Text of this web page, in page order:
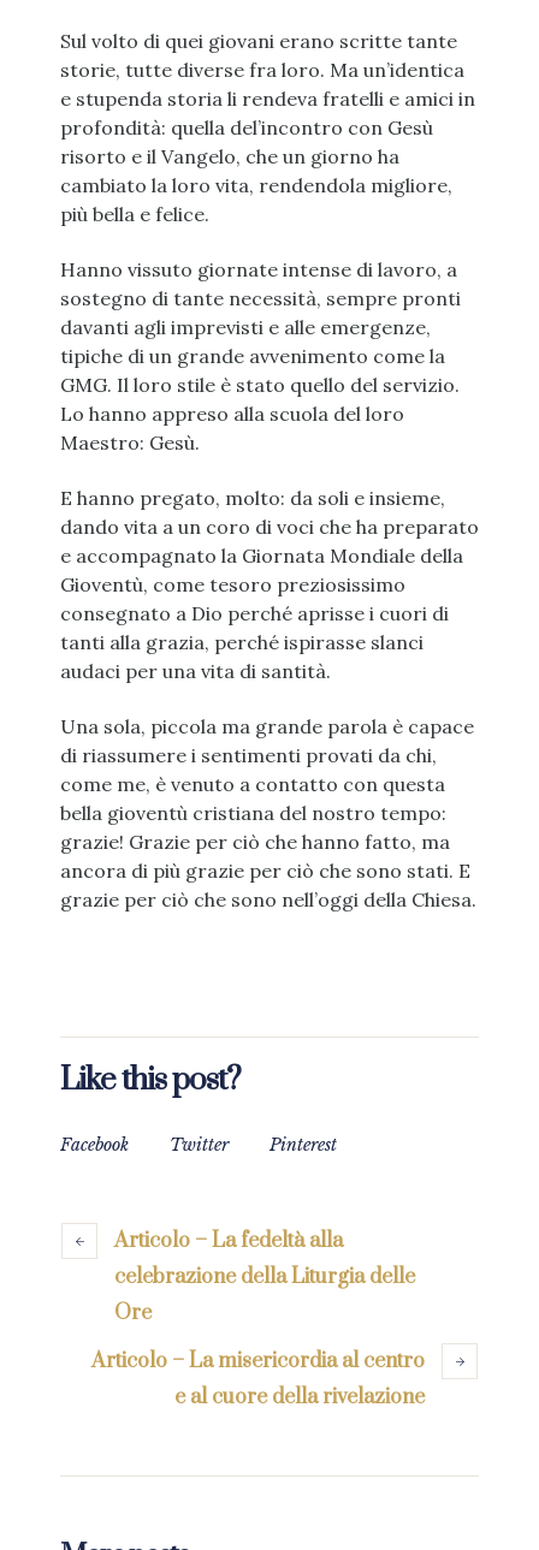
Sul volto di quei giovani erano scritte tante
storie, tutte diverse fra loro. Ma un’identica
e stupenda storia li rendeva fratelli e amici in
profondità: quella del’incontro con Gesù
risorto e il Vangelo, che un giorno ha
cambiato la loro vita, rendendola migliore,
più bella e felice.
Hanno vissuto giornate intense di lavoro, a
sostegno di tante necessità, sempre pronti
davanti agli imprevisti e alle emergenze,
tipiche di un grande avvenimento come la
GMG. Il loro stile è stato quello del servizio.
Lo hanno appreso alla scuola del loro
Maestro: Gesù.
E hanno pregato, molto: da soli e insieme,
dando vita a un coro di voci che ha preparato
e accompagnato la Giornata Mondiale della
Gioventù, come tesoro preziosissimo
consegnato a Dio perché aprisse i cuori di
tanti alla grazia, perché ispirasse slanci
audaci per una vita di santità.
Una sola, piccola ma grande parola è capace
di riassumere i sentimenti provati da chi,
come me, è venuto a contatto con questa
bella gioventù cristiana del nostro tempo:
grazie! Grazie per ciò che hanno fatto, ma
ancora di più grazie per ciò che sono stati. E
grazie per ciò che sono nell’oggi della Chiesa.
Like this post?
Facebook Twitter Pinterest
Articolo – La fedeltà alla
celebrazione della Liturgia delle
Ore
Articolo – La misericordia al centro
e al cuore della rivelazione